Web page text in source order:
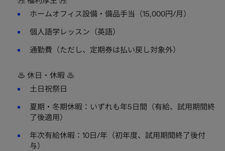
ホームオフィス設備・備品手当（15,000円/月）
個人語学レッスン（英語）
通勤費（ただし、定期券は払い戻し対象外）
♨️ ️休日・休暇 ♨️
土日祝祭日
夏期・冬期休暇：いずれも年5日間（有給、試用期間終
了後適用）
年次有給休暇：10日/年（初年度、試用期間終了後付
与）